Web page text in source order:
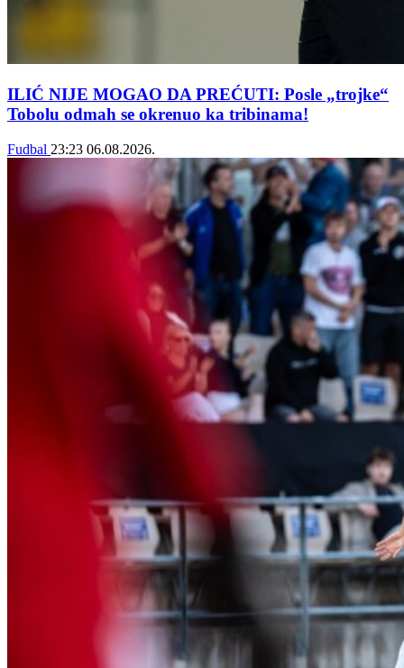
ILIĆ NIJE MOGAO DA PREĆUTI: Posle „trojke“
Tobolu odmah se okrenuo ka tribinama!
Fudbal 23:23 06.08.2026.